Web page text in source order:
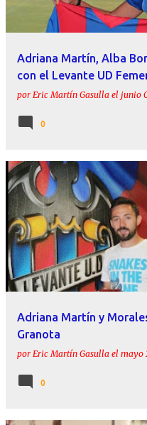
Adriana Martín, Alba
con el Levante UD
por Eric Martín Gasulla el junio
0
Adriana Martín y
Granota
por Eric Martín Gasulla el mayo
0